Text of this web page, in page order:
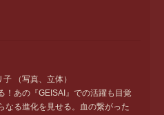
（写真、立体）
！あの『GEISAI』での活躍も目覚
なる進化を見せる。血の繋がった